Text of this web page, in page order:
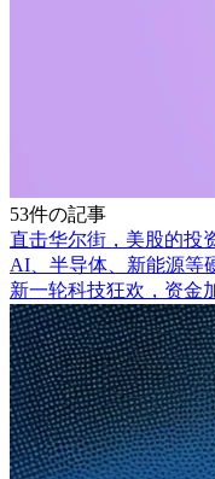
53件の記事
直击华尔街，美股的投
AI、半导体、新能源等
新一轮科技狂欢，资金